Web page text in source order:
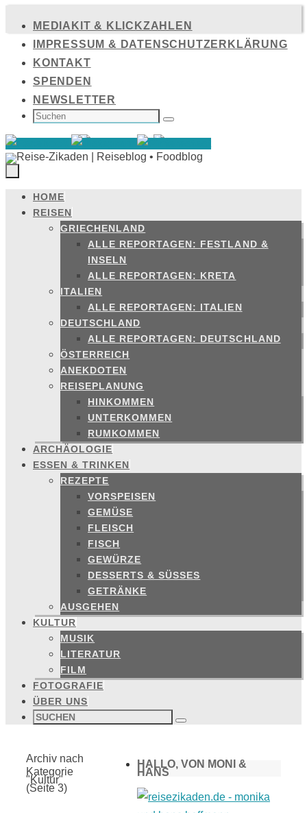
Inhalt
springen
MEDIAKIT & KLICKZAHLEN
IMPRESSUM & DATENSCHUTZERKLÄRUNG
KONTAKT
SPENDEN
NEWSLETTER
SUCHEN
NACH: Suchen
Zum
Inhalt
springen
HOME
REISEN
GRIECHENLAND
ALLE REPORTAGEN: FESTLAND &
INSELN
ALLE REPORTAGEN: KRETA
ITALIEN
ALLE REPORTAGEN: ITALIEN
DEUTSCHLAND
ALLE REPORTAGEN: DEUTSCHLAND
ÖSTERREICH
ANEKDOTEN
REISEPLANUNG
HINKOMMEN
UNTERKOMMEN
RUMKOMMEN
ARCHÄOLOGIE
ESSEN & TRINKEN
REZEPTE
VORSPEISEN
GEMÜSE
FLEISCH
FISCH
GEWÜRZE
DESSERTS & SÜSSES
GETRÄNKE
AUSGEHEN
KULTUR
MUSIK
LITERATUR
FILM
FOTOGRAFIE
ÜBER UNS
Suchen
nach: Suchen
Start
Archiv nach
Kategorie
"Kultur"
(Seite 3)
HALLO, VON MONI &
HANS